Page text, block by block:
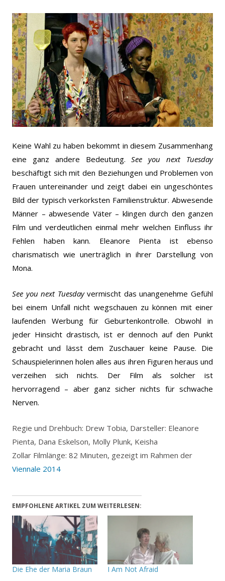
Keine Wahl zu haben bekommt in diesem Zusammenhang
eine ganz andere Bedeutung.See you next Tuesday
beschäftigt sich mit den Beziehungen und Problemen von
Frauen untereinander und zeigt dabei ein ungeschöntes
Bild der typisch verkorksten Familienstruktur. Abwesende
Männer – abwesende Väter – klingen durch den ganzen
Film und verdeutlichen einmal mehr welchen Einfluss ihr
Fehlen haben kann. Eleanore Pienta ist ebenso
charismatisch wie unerträglich in ihrer Darstellung von
Mona.
See you next Tuesdayvermischt das unangenehme Gefühl
bei einem Unfall nicht wegschauen zu können mit einer
laufenden Werbung für Geburtenkontrolle. Obwohl in
jeder Hinsicht drastisch, ist er dennoch auf den Punkt
gebracht und lässt dem Zuschauer keine Pause. Die
Schauspielerinnen holen alles aus ihren Figuren heraus und
verzeihen sich nichts. Der Film als solcher ist
hervorragend – aber ganz sicher nichts für schwache
Nerven.
Regie und Drehbuch: Drew Tobia, Darsteller: Eleanore
Pienta, Dana Eskelson, Molly Plunk, Keisha
Zollar Filmlänge: 82 Minuten, gezeigt im Rahmen der
Viennale 2014
EMPFOHLENE ARTIKEL ZUM WEITERLESEN:
Die Ehe der Maria Braun I Am Not Afraid